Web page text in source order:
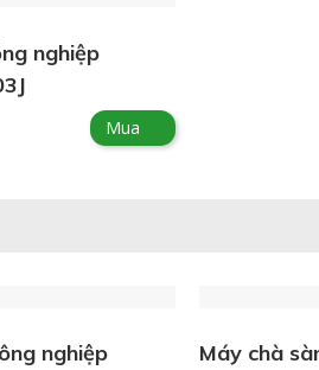
nghiệp
Mua
nghiệp
Máy chà